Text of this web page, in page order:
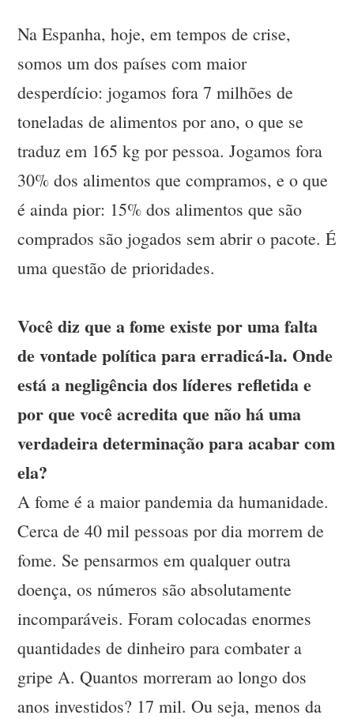
Na Espanha, hoje, em tempos de crise,
somos um dos países com maior
desperdício: jogamos fora 7 milhões de
toneladas de alimentos por ano, o que se
traduz em 165 kg por pessoa. Jogamos fora
30% dos alimentos que compramos, e o que
é ainda pior: 15% dos alimentos que são
comprados são jogados sem abrir o pacote. É
uma questão de prioridades.
Você diz que a fome existe por uma falta
de vontade política para erradicá-la. Onde
está a negligência dos líderes refletida e
por que você acredita que não há uma
verdadeira determinação para acabar com
ela?
A fome é a maior pandemia da humanidade.
Cerca de 40 mil pessoas por dia morrem de
fome. Se pensarmos em qualquer outra
doença, os números são absolutamente
incomparáveis. Foram colocadas enormes
quantidades de dinheiro para combater a
gripe A. Quantos morreram ao longo dos
anos investidos? 17 mil. Ou seja, menos da